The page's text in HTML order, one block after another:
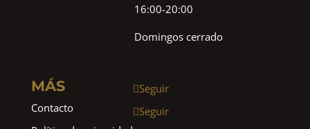
16:00-20:00
Domingos cerrado
MÁS
Contacto
Seguir
Seguir